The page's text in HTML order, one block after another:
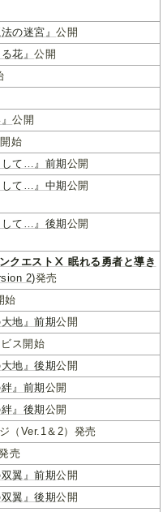
の迷宮』公開
花』公開
公開
始
して…』前期公開
して…』中期公開
して…』後期公開
ンクエストⅩ 眠れる勇者と導き
2)発売
始
地』前期公開
ス開始
地』後期公開
』前期公開
』後期公開
（Ver.1＆2）発売
売
翼』前期公開
翼』後期公開